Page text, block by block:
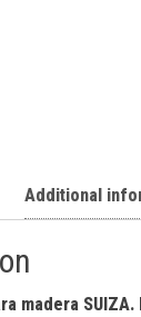
Additional
madera